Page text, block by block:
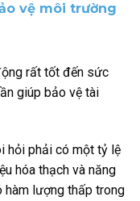
vệ môi trường
rất tốt đến sức
giúp bảo vệ tài
hỏi phải có một tỷ lệ
hóa thạch và năng
hàm lượng thấp trong